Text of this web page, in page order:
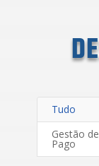
Tudo
Gestão
Pago